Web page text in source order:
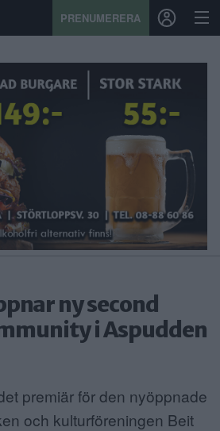
PRENUMERERA
ny second
i Aspudden
premiär för den nyöppnade
och kulturföreningen Beit